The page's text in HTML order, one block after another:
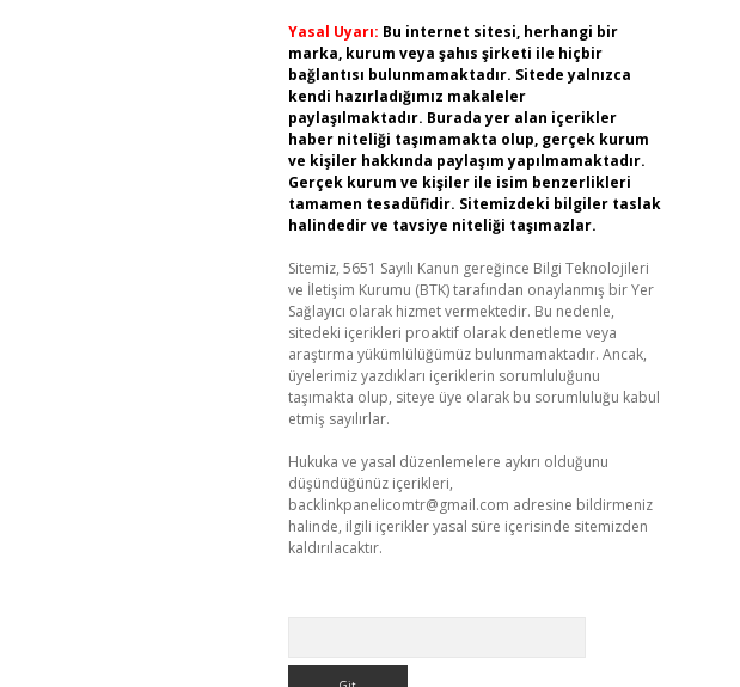
Yasal Uyarı: Bu internet sitesi, herhangi bir
marka, kurum veya şahıs şirketi ile hiçbir
bağlantısı bulunmamaktadır. Sitede yalnızca
kendi hazırladığımız makaleler
paylaşılmaktadır. Burada yer alan içerikler
haber niteliği taşımamakta olup, gerçek kurum
ve kişiler hakkında paylaşım yapılmamaktadır.
Gerçek kurum ve kişiler ile isim benzerlikleri
tamamen tesadüfidir. Sitemizdeki bilgiler taslak
halindedir ve tavsiye niteliği taşımazlar.
Sitemiz, 5651 Sayılı Kanun gereğince Bilgi Teknolojileri
ve İletişim Kurumu (BTK) tarafından onaylanmış bir Yer
Sağlayıcı olarak hizmet vermektedir. Bu nedenle,
sitedeki içerikleri proaktif olarak denetleme veya
araştırma yükümlülüğümüz bulunmamaktadır. Ancak,
üyelerimiz yazdıkları içeriklerin sorumluluğunu
taşımakta olup, siteye üye olarak bu sorumluluğu kabul
etmiş sayılırlar.
Hukuka ve yasal düzenlemelere aykırı olduğunu
düşündüğünüz içerikleri,
backlinkpanelicomtr@gmail.com adresine bildirmeniz
halinde, ilgili içerikler yasal süre içerisinde sitemizden
kaldırılacaktır.